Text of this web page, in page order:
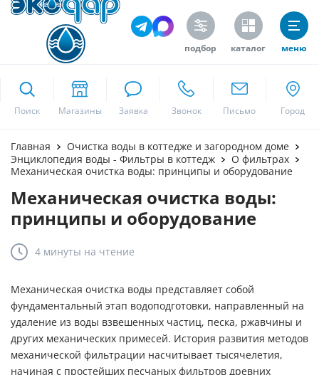
подбор каталог меню
Поиск
Москва
Главная
Очистка воды в коттедже и загородном доме
Энциклопедия воды - Фильтры в коттедж
О фильтрах
Механическая очистка воды: принципы и оборудование
Механическая очистка воды:
принципы и оборудование
4 минуты на чтение
Механическая очистка воды представляет собой
фундаментальный этап водоподготовки, направленный на
удаление из воды взвешенных частиц, песка, ржавчины и
других механических примесей. История развития методов
механической фильтрации насчитывает тысячелетия,
начиная с простейших песчаных фильтров древних